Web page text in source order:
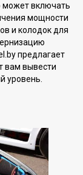
может включать
мощности
и колодок для
предлагает
вам вывести
уровень.